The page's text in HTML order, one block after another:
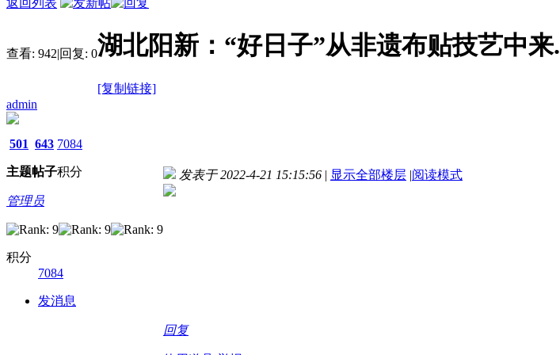
查看: 942|回复: 0湖北阳新：“好日子”从非遗布贴技艺中来.
[复制链接]
admin
501
主题
643
帖子
7084
积分
管理员
积分
7084
发消息
发表于 2022-4-21 15:15:56 | 显示全部楼层 |阅读模式
回复